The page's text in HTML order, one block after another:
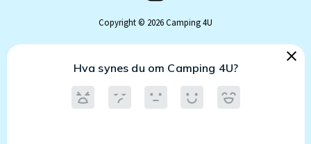
Copyright © 2026 Camping 4U